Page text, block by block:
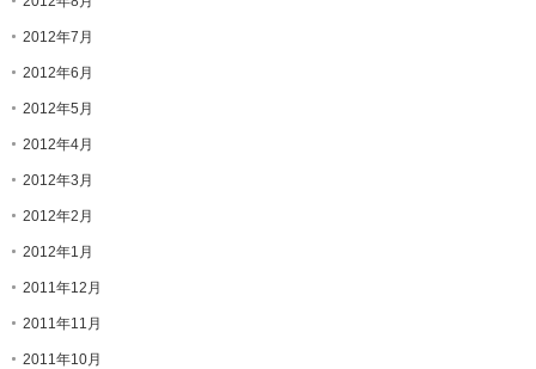
2012年7月
2012年6月
2012年5月
2012年4月
2012年3月
2012年2月
2012年1月
2011年12月
2011年11月
2011年10月